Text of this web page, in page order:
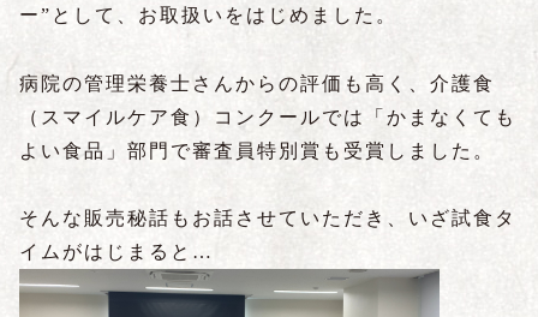
ー”として、お取扱いをはじめました。
病院の管理栄養士さんからの評価も高く、介護食
（スマイルケア食）コンクールでは「かまなくても
よい食品」部門で審査員特別賞も受賞しました。
そんな販売秘話もお話させていただき、いざ試食タ
イムがはじまると…